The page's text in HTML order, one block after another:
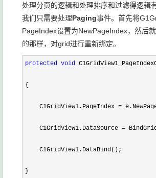
处理分页的逻辑和处理排序和过滤得逻辑
我们只需要处理Paging事件。首先将
PageIndex设置为NewPageIndex，然后
的那样，对grid进行重新绑定。
protected void
{
    C1GridView1.PageIndex
=
    C1GridView1.DataSource
=
    C1GridView1.DataBind();
}